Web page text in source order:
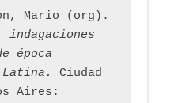
indagaciones
época
Latina.
Ciudad
Aires: